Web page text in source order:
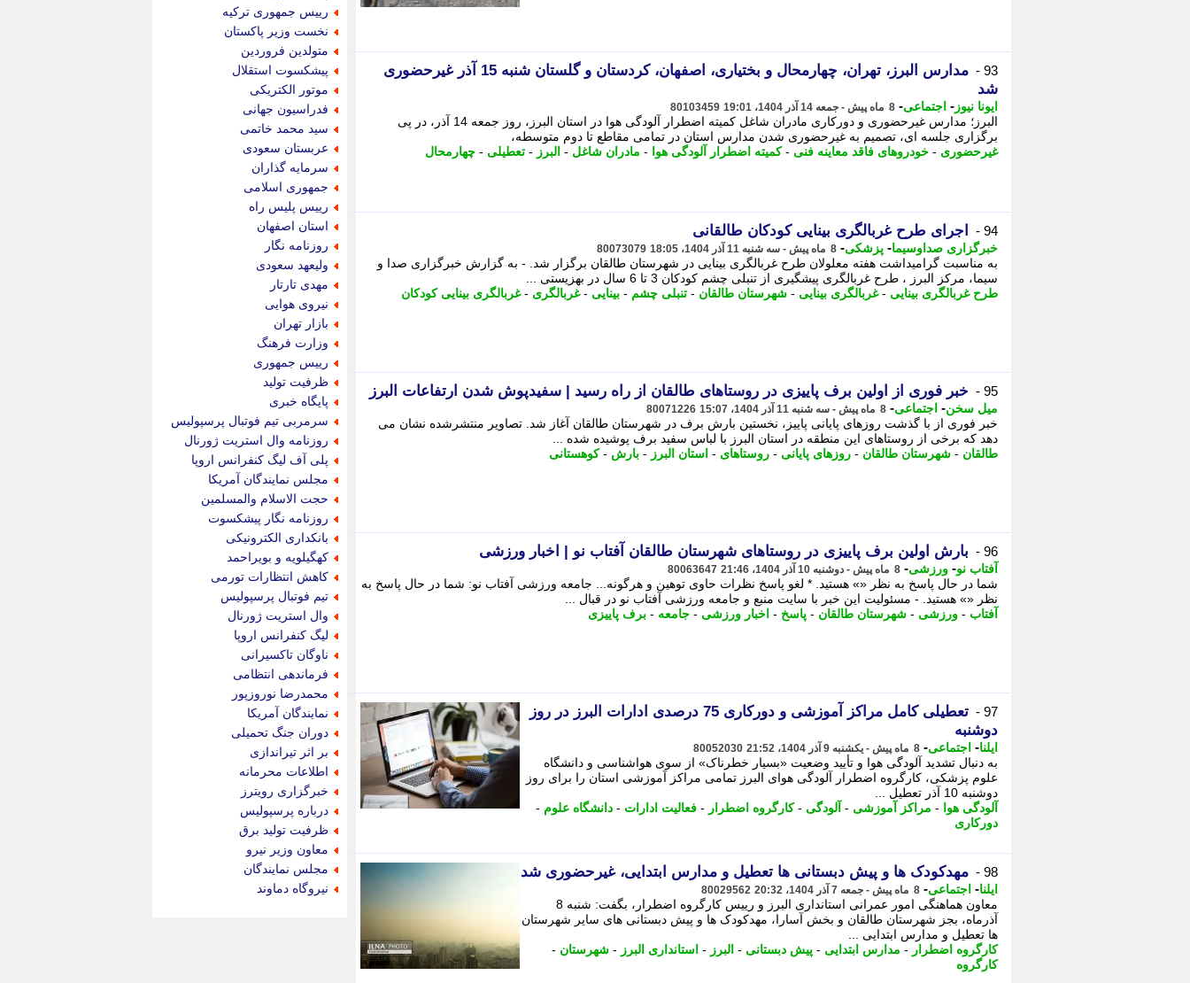
93 -
مدارس البرز، تهران، چهارمحال و بختیاری، اصفهان، کردستان و گلستان شنبه 15 آذر غیرحضوری
شد
ایونا نیوز - اجتماعی- 8 ماه پیش - جمعه 14 آذر 1404، 19:01 80103459
البرز؛ مدارس غیرحضوری و دورکاری مادران شاغل کمیته اضطرار آلودگی هوا در استان البرز، روز جمعه 14 آذر، در پی
برگزاری جلسه ای، تصمیم به غیرحضوری شدن مدارس استان در تمامی مقاطع تا دوم متوسطه،
غیرحضوری - خودروهای فاقد معاینه فنی -کمیته اضطرار آلودگی هوا - مادران شاغل - البرز - تعطیلی - چهارمحال
94 - اجرای طرح غربالگری بینایی کودکان طالقانی
خبرگزاری صداوسیما- پزشکی- 8 ماه پیش - سه شنبه 11 آذر 1404، 18:05 80073079
به مناسبت گرامیداشت هفته معلولان طرح غربالگری بینایی در شهرستان طالقان برگزار شد. - به گزارش خبرگزاری صدا و
سیما، مرکز البرز ، طرح غربالگری پیشگیری از تنبلی چشم کودکان 3 تا 6 سال در بهزیستی ...
طرح غربالگری بینایی -غربالگری بینایی - شهرستان طالقان - تنبلی چشم - بینایی -غربالگری -غربالگری بینایی کودکان
95 - خبر فوری از اولین برف پاییزی در روستاهای طالقان از راه رسید | سفیدپوش شدن ارتفاعات البرز
میل سخن- اجتماعی- 8 ماه پیش - سه شنبه 11 آذر 1404، 15:07 80071226
خبر فوری از با گذشت روزهای پایانی پاییز، نخستین بارش برف در شهرستان طالقان آغاز شد. تصاویر منتشرشده نشان می
دهد که برخی از روستاهای این منطقه در استان البرز با لباس سفید برف پوشیده شده ...
طالقان - شهرستان طالقان - روزهای پایانی - روستاهای - استان البرز - بارش -کوهستانی
96 - بارش اولین برف پاییزی در روستاهای شهرستان طالقان آفتاب نو | اخبار ورزشی
آفتاب نو- ورزشی- 8 ماه پیش - دوشنبه 10 آذر 1404، 21:46 80063647
شما در حال پاسخ به نظر «» هستید. * لغو پاسخ نظرات حاوی توهین و هرگونه... جامعه ورزشی آفتاب نو: شما در حال پاسخ به
نظر «» هستید. - مسئولیت این خبر با سایت منبع و جامعه ورزشی آفتاب نو در قبال ...
آفتاب - ورزشی - شهرستان طالقان - پاسخ - اخبار ورزشی - جامعه - برف پاییزی
97 -
تعطیلی کامل مراکز آموزشی و دورکاری 75 درصدی ادارات البرز در روز
دوشنبه
ایلنا- اجتماعی- 8 ماه پیش - یکشنبه 9 آذر 1404، 21:52 80052030
به دنبال تشدید آلودگی هوا و تأیید وضعیت «بسیار خطرناک» از سوی هواشناسی و دانشگاه
علوم پزشکی، کارگروه اضطرار آلودگی هوای البرز تمامی مراکز آموزشی استان را برای روز
دوشنبه 10 آذر تعطیل ...
آلودگی هوا
- مراکز آموزشی - آلودگی -کارگروه اضطرار - فعالیت ادارات - دانشگاه علوم -
دورکاری
98 - مهدکودک ها و پیش دبستانی ها تعطیل و مدارس ابتدایی، غیرحضوری شد
ایلنا- اجتماعی- 8 ماه پیش - جمعه 7 آذر 1404، 20:32 80029562
معاون هماهنگی امور عمرانی استانداری البرز و رییس کارگروه اضطرار، بگفت: شنبه 8
آذرماه، بجز شهرستان طالقان و بخش آسارا، مهدکودک ها و پیش دبستانی های سایر شهرستان
ها تعطیل و مدارس ابتدایی ...
کارگروه اضطرار - مدارس ابتدایی - پیش دبستانی - البرز - استانداری البرز - شهرستان -
کارگروه
رییس جمهوری ترکیه
نخست وزیر پاکستان
متولدین فروردین
پیشکسوت استقلال
موتور الکتریکی
فدراسیون جهانی
سید محمد خاتمی
عربستان سعودی
سرمایه گذاران
جمهوری اسلامی
رییس پلیس راه
استان اصفهان
روزنامه نگار
ولیعهد سعودی
مهدی تارتار
نیروی هوایی
بازار تهران
وزارت فرهنگ
رییس جمهوری
ظرفیت تولید
پایگاه خبری
سرمربی تیم فوتبال پرسپولیس
روزنامه وال استریت ژورنال
پلی آف لیگ کنفرانس اروپا
مجلس نمایندگان آمریکا
حجت الاسلام والمسلمین
روزنامه نگار پیشکسوت
بانکداری الکترونیکی
کهگیلویه و بویراحمد
کاهش انتظارات تورمی
تیم فوتبال پرسپولیس
وال استریت ژورنال
لیگ کنفرانس اروپا
ناوگان تاکسیرانی
فرماندهی انتظامی
محمدرضا نوروزپور
نمایندگان آمریکا
دوران جنگ تحمیلی
بر اثر تیراندازی
اطلاعات محرمانه
خبرگزاری رویترز
درباره پرسپولیس
ظرفیت تولید برق
معاون وزیر نیرو
مجلس نمایندگان
نیروگاه دماوند